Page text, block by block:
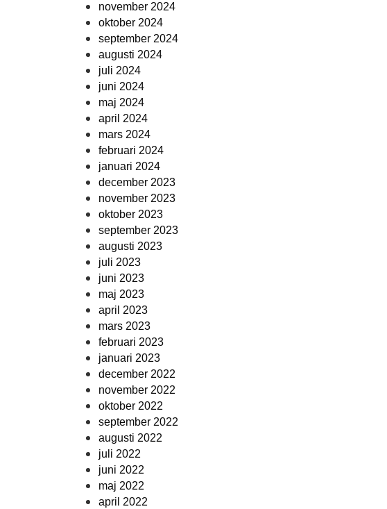
november 2024
oktober 2024
september 2024
augusti 2024
juli 2024
juni 2024
maj 2024
april 2024
mars 2024
februari 2024
januari 2024
december 2023
november 2023
oktober 2023
september 2023
augusti 2023
juli 2023
juni 2023
maj 2023
april 2023
mars 2023
februari 2023
januari 2023
december 2022
november 2022
oktober 2022
september 2022
augusti 2022
juli 2022
juni 2022
maj 2022
april 2022